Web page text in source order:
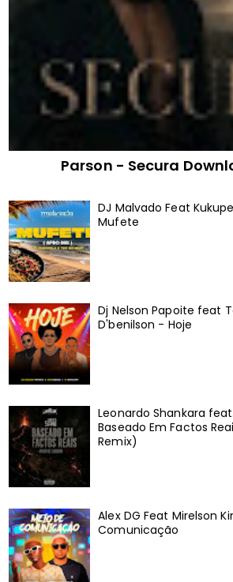
Parson - Secura
DJ Malvado Feat
Mufete
Dj Nelson Papoite feat
D'benilson - Hoje
Leonardo Shankara
Baseado Em Factos
Remix)
Alex DG Feat Mirelson
Comunicação